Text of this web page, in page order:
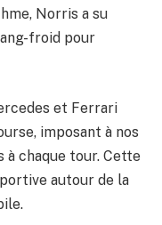
Norris a su
froid pour
et Ferrari
imposant à nos
chaque tour. Cette
autour de la